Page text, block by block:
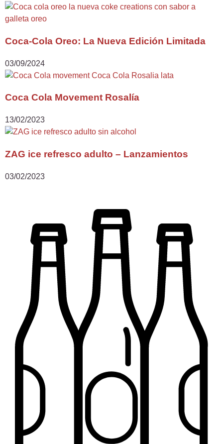
Coca-Cola Oreo: La Nueva Edición Limitada
03/09/2024
Coca Cola Movement Rosalía
13/02/2023
ZAG ice refresco adulto – Lanzamientos
03/02/2023